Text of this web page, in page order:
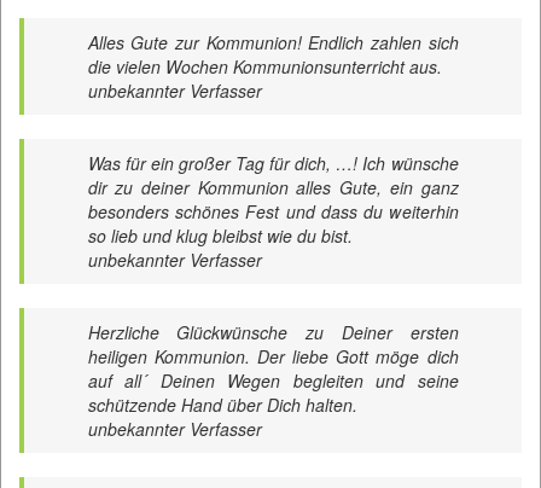
Alles Gute zur Kommunion! Endlich zahlen sich
die vielen Wochen Kommunionsunterricht aus.
unbekannter Verfasser
Was für ein großer Tag für dich, …! Ich wünsche
dir zu deiner Kommunion alles Gute, ein ganz
besonders schönes Fest und dass du weiterhin
so lieb und klug bleibst wie du bist.
unbekannter Verfasser
Herzliche Glückwünsche zu Deiner ersten
heiligen Kommunion. Der liebe Gott möge dich
auf all´ Deinen Wegen begleiten und seine
schützende Hand über Dich halten.
unbekannter Verfasser